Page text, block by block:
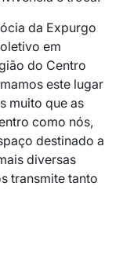
da Expurgo
em
do Centro
este lugar
muito que as
como nós,
destinado a
diversas
transmite tanto